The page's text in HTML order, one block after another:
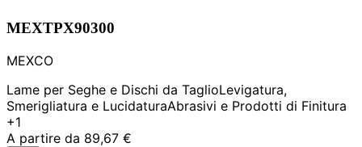
MEXTPX90300
MEXCO
Lame per Seghe e Dischi da TaglioLevigatura,
Smerigliatura e LucidaturaAbrasivi e Prodotti di Finitura
+1
A partire da 89,67 €